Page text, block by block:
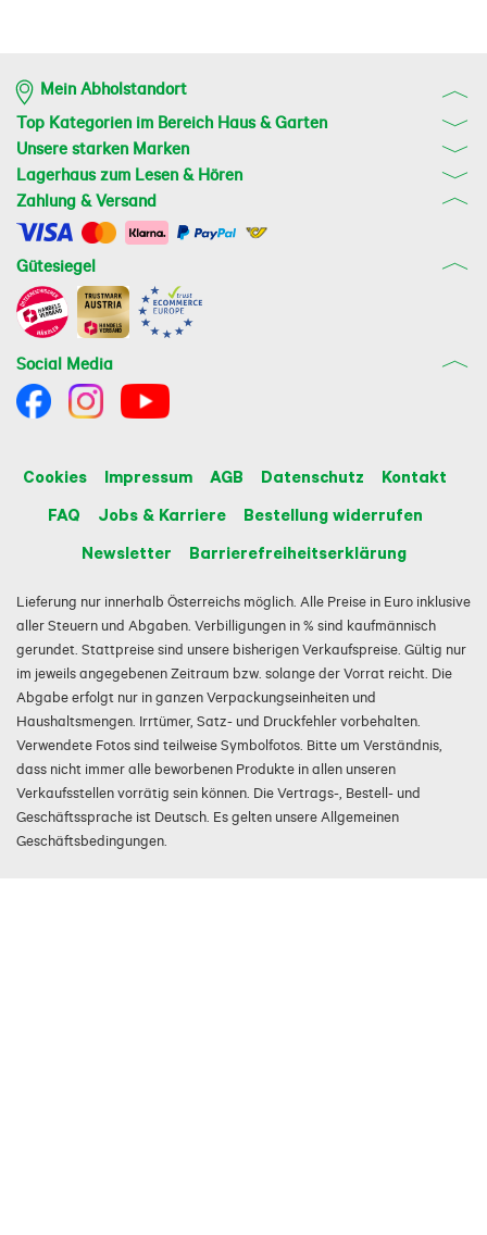
Mein Abholstandort
Top Kategorien im Bereich Haus & Garten
Unsere starken Marken
Lagerhaus zum Lesen & Hören
Zahlung & Versand
Gütesiegel
Social Media
Cookies Impressum AGB Datenschutz
Kontakt
FAQ
Jobs & Karriere
Bestellung widerrufen
Newsletter
Barrierefreiheitserklärung
Lieferung nur innerhalb Österreichs möglich. Alle Preise in Euro inklusive
aller Steuern und Abgaben. Verbilligungen in % sind kaufmännisch
gerundet. Stattpreise sind unsere bisherigen Verkaufspreise. Gültig nur
im jeweils angegebenen Zeitraum bzw. solange der Vorrat reicht. Die
Abgabe erfolgt nur in ganzen Verpackungseinheiten und
Haushaltsmengen. Irrtümer, Satz- und Druckfehler vorbehalten.
Verwendete Fotos sind teilweise Symbolfotos. Bitte um Verständnis,
dass nicht immer alle beworbenen Produkte in allen unseren
Verkaufsstellen vorrätig sein können. Die Vertrags-, Bestell- und
Geschäftssprache ist Deutsch. Es gelten unsere Allgemeinen
Geschäftsbedingungen.